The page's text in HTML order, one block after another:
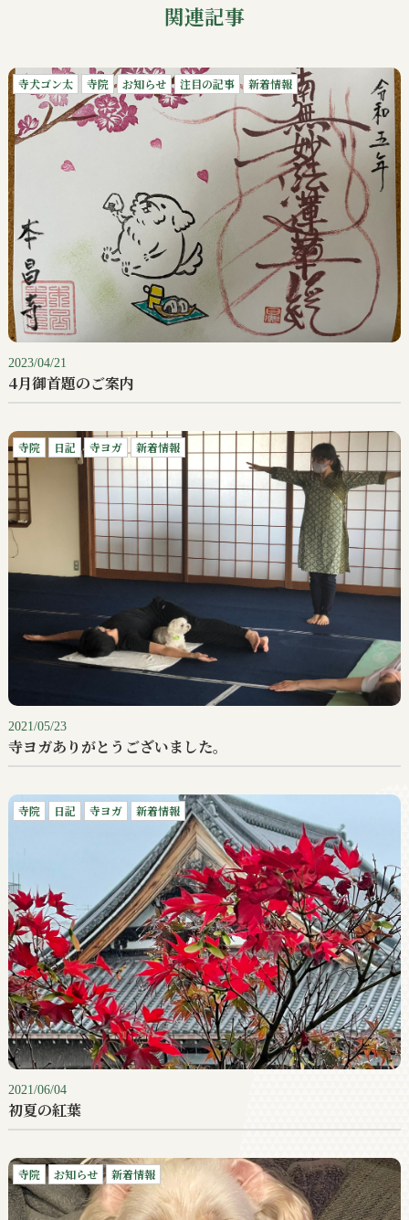
関連記事
寺犬ゴン太 寺院 お知らせ 注目の記事 新着情報
2023/04/21
4月御首題のご案内
寺院 日記 寺ヨガ 新着情報
2021/05/23
寺ヨガありがとうございました。
寺院 日記 寺ヨガ 新着情報
2021/06/04
初夏の紅葉
寺院 お知らせ 新着情報